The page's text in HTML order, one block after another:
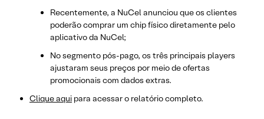
Recentemente, a NuCel anunciou que os clientes
poderão comprar um chip físico diretamente pelo
aplicativo da NuCel;
No segmento pós-pago, os três principais players
ajustaram seus preços por meio de ofertas
promocionais com dados extras.
Clique aqui para acessar o relatório completo.